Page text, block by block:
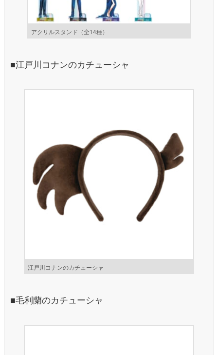
アクリルスタンド（全14種）
■江戸川コナンのカチューシャ
江戸川コナンのカチューシャ
■毛利蘭のカチューシャ